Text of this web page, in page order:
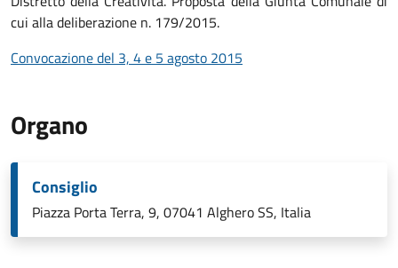
cui alla deliberazione n. 179/2015.
Convocazione del 3, 4 e 5 agosto 2015
Organo
Consiglio
Piazza Porta Terra, 9, 07041 Alghero SS, Italia